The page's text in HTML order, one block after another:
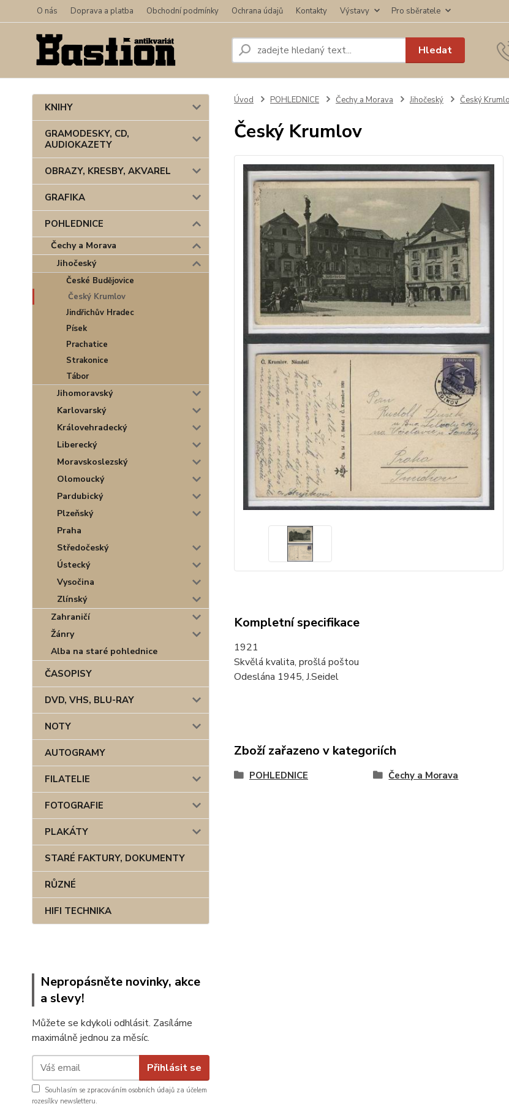
O nás Doprava a platba Obchodní podmínky Ochrana údajů Kontakty Výstavy Pro sběratele
Hledat
KNIHY
GRAMODESKY, CD,
AUDIOKAZETY
OBRAZY, KRESBY, AKVAREL
GRAFIKA
POHLEDNICE
Čechy a Morava
Jihočeský
České Budějovice
Český Krumlov
Jindřichův Hradec
Písek
Prachatice
Strakonice
Tábor
Jihomoravský
Karlovarský
Královehradecký
Liberecký
Moravskoslezský
Olomoucký
Pardubický
Plzeňský
Praha
Středočeský
Ústecký
Vysočina
Zlínský
Zahraničí
Žánry
Alba na staré pohlednice
ČASOPISY
DVD, VHS, BLU-RAY
NOTY
AUTOGRAMY
FILATELIE
FOTOGRAFIE
PLAKÁTY
STARÉ FAKTURY, DOKUMENTY
RŮZNÉ
HIFI TECHNIKA
Nepropásněte novinky, akce
a slevy!
Můžete se kdykoli odhlásit. Zasíláme
maximálně jednou za měsíc.
Přihlásit se
Souhlasím se zpracováním osobních údajů za účelem
rozesílky newsletteru.
Úvod POHLEDNICE Čechy a Morava Jihočeský Český
Český Krumlov
Kompletní specifikace
1921
Skvělá kvalita, prošlá poštou
Odeslána 1945, J.Seidel
Zboží zařazeno v kategoriích
POHLEDNICE Čechy a Morava